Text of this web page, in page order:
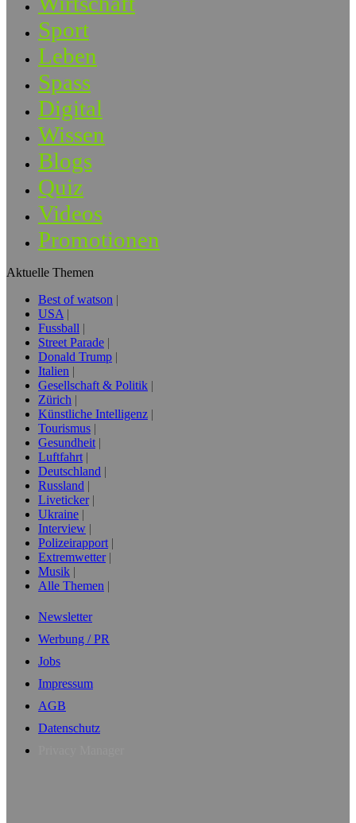
Sport
Leben
Spass
Digital
Wissen
Blogs
Quiz
Videos
Promotionen
Aktuelle Themen
Best of watson
USA
Fussball
Street Parade
Donald Trump
Italien
Gesellschaft & Politik
Zürich
Künstliche Intelligenz
Tourismus
Gesundheit
Luftfahrt
Deutschland
Russland
Liveticker
Ukraine
Interview
Polizeirapport
Extremwetter
Musik
Alle Themen
Newsletter
Werbung / PR
Jobs
Impressum
AGB
Datenschutz